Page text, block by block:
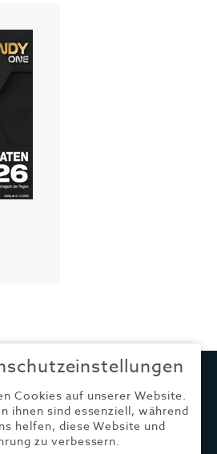
Cookies auf unserer Website.
ihnen sind essenziell, während
helfen, diese Website und
zu verbessern.